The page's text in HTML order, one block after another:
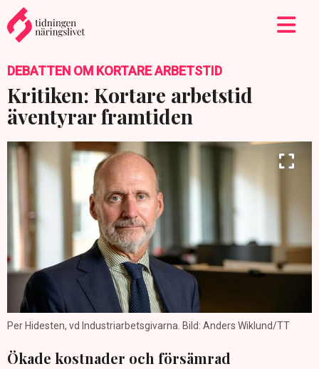
DEBATTEN OM KORTARE ARBETSTID
Kritiken: Kortare arbetstid
äventyrar framtiden
Per Hidesten, vd Industriarbetsgivarna. Bild: Anders Wiklund/TT
Ökade kostnader och försämrad